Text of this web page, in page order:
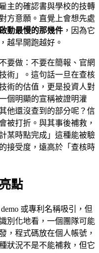
主的確認書與學校的技轉
方意願。直覺上會想先處
動最慢的那幾件 ，因為它
越早開跑越好。
要做：不要在簡報、官網
術」。這句話一旦在查核
術的估值，更是投資人對
個明顯的宣稱被證明灌
他還沒查到的部分呢？信
被打折。與其事後補救，
某時點完成」這種能被驗
接受度，遠高於「查核時
點
或專利名稱吸引，但
別化地看，一個團隊可能
，程式碼放在個人帳號，
狀況不是不能補救，但它